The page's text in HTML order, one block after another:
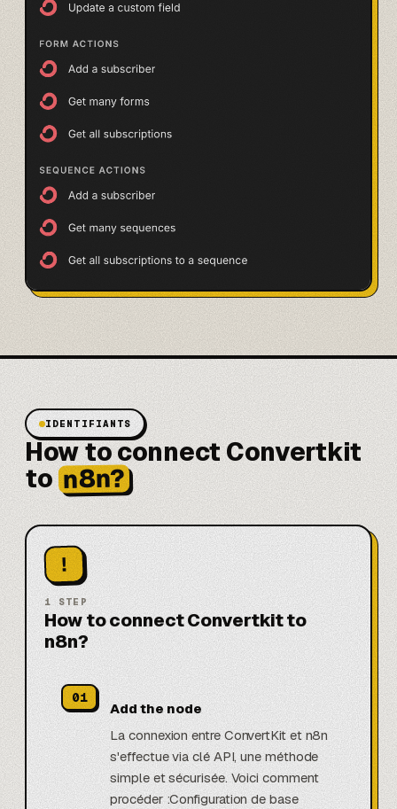
IDENTIFIANTS
How to connect Convertkit
to n8n?
!
1 STEP
How to connect Convertkit to
n8n?
01
Add the node
La connexion entre ConvertKit et n8n
s'effectue via clé API, une méthode
simple et sécurisée. Voici comment
procéder :Configuration de base